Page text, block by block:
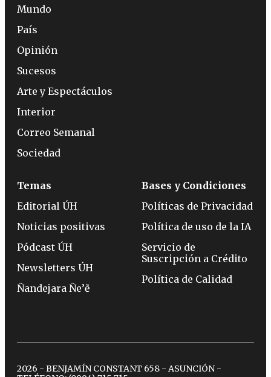
Mundo
País
Opinión
Sucesos
Arte y Espectáculos
Interior
Correo Semanal
Sociedad
Temas
Editorial ÚH
Noticias positivas
Pódcast ÚH
Newsletters ÚH
Ñandejara Ñe’ẽ
Bases y Condiciones
Políticas de Privacidad
Política de uso de la IA
Servicio de
Suscripción a Crédito
Política de Calidad
2026 - BENJAMÍN CONSTANT 658 - ASUNCIÓN -